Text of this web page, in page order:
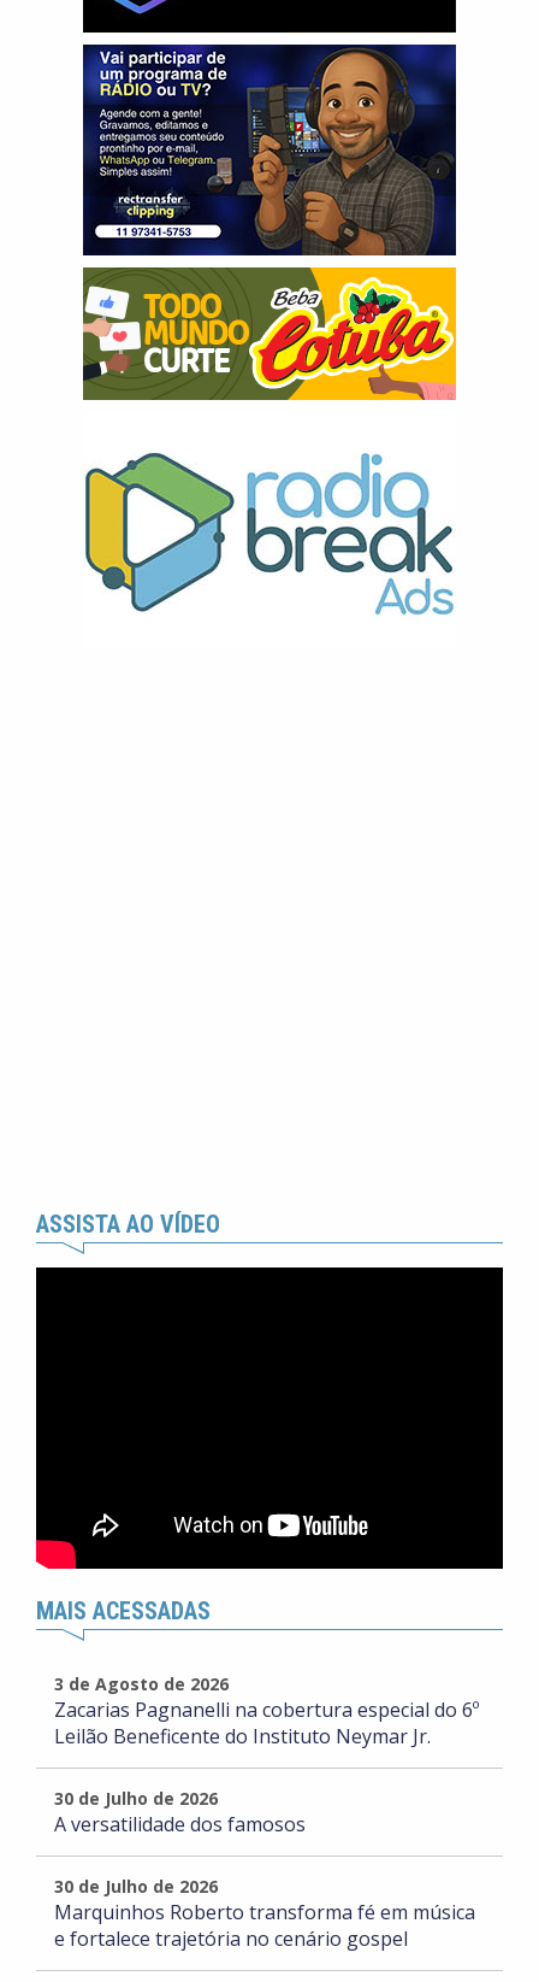
ASSISTA AO VÍDEO
MAIS ACESSADAS
3 de Agosto de 2026
Zacarias Pagnanelli na cobertura especial do 6º
Leilão Beneficente do Instituto Neymar Jr.
30 de Julho de 2026
A versatilidade dos famosos
30 de Julho de 2026
Marquinhos Roberto transforma fé em música
e fortalece trajetória no cenário gospel